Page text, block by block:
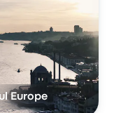
Europe